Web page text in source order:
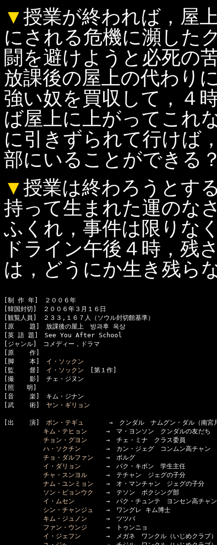
▼授業が終われば，屋
にされる危機に瀕した
闘を避けようと必死の
放課後の屋上の代わり
強い奴を買収して，４
ば屋上に上がってこれ
に引きずられて行けば
部にいることができる
▼授業は終わろうとす
持って生まれた運のな
ふくれ，事件は限りな
ドライン午後４時，残
は，どうにか生き残ら
[制 作 年]　２００６年
[韓国封切]　２００６年３月１６日
[観覧人員]　２３３,１６７人（ソウル封切館基準）
[原    題]　放課後の屋上　방과후 옥상
[英 語 題]　See You After School
[ジャンル]　コメディー，ドラマ
[原    作]
[脚    本] イ・ソックン
[監    督] イ・ソックン [第１作]
[撮    影]　チェ・ジヌン
[照　　明]
[音    楽]　キム・ジナン
[武    術] ヤン・ギリョン
[出    演] ポン・テギュ
→　クンダル　ナムグン・ダル（南宮
キム・テヒョン →　マ・ヨンソン　クンダルの友だ
チョン・グヨン →　チェ・ミナ　クラス委員
ハ・ソクチン →　カン・ジェグ　コンムン高チャン
チョ・ダルファン →　ボルグ
イ・ダリョン →　パク・キボン　学生主任
チャ・スンヨル →　テチャン　ジェグの子分
ナム・ユンミョン →　オ・マンチャン　ジェグの子分
ソン・ビョンウク
→　テソン　ボクシング部
イ・ムセン →　パク・チュンテ　ヨンセン高チャン
シン・チャンジュ
→　ワングレ キム博士
キム・ジュノン →　ツツバ
ファン・ウンジ →　トゥンニョ
イ・ジェフン →　メガネ　ワンクル（いじめクラブ）